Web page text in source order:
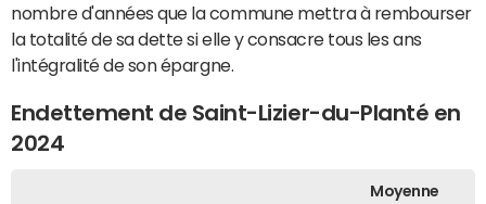
nombre d'années que la commune mettra à rembourser
la totalité de sa dette si elle y consacre tous les ans
l'intégralité de son épargne.
Endettement de Saint-Lizier-du-Planté en
2024
Moyenne